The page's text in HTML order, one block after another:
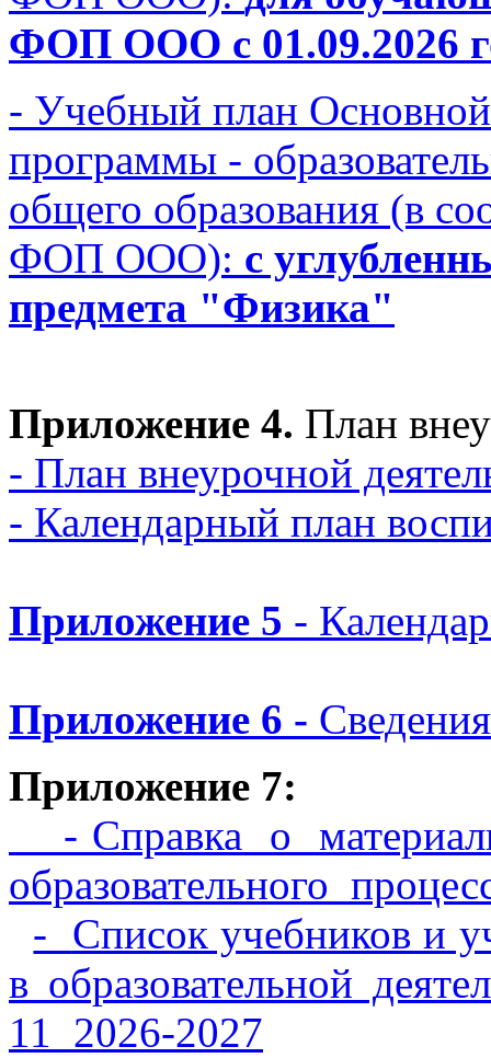
ФОП ООО с 01.09.2026
- Учебный план
программы -
общего образования (в
ФОП ООО): с
предмета "Физика"
Приложение 4. План
- План внеурочной
- Календарный план
Приложение 5 -
Приложение 6 -
Приложение 7:
- Справка о
образовательного
- Список учебников и
в образовательной
11_2026-2027